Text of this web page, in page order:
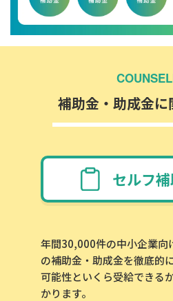
補助金・助成金
セルフ
年間30,000件の中小企業向
の補助金・助成金を徹底的
可能性といくら受給できる
かります。